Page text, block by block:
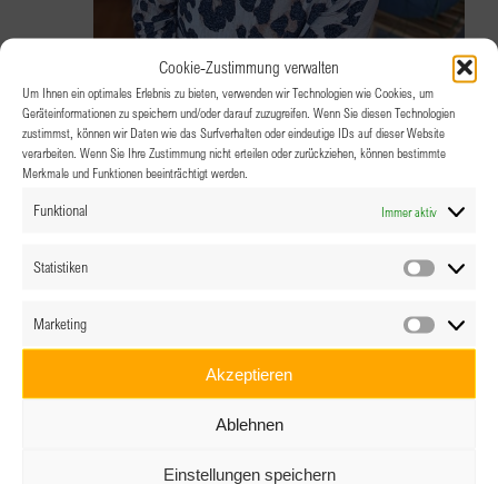
Cookie-Zustimmung verwalten
Um Ihnen ein optimales Erlebnis zu bieten, verwenden wir Technologien wie Cookies, um
Geräteinformationen zu speichern und/oder darauf zuzugreifen. Wenn Sie diesen Technologien
zustimmst, können wir Daten wie das Surfverhalten oder eindeutige IDs auf dieser Website
verarbeiten. Wenn Sie Ihre Zustimmung nicht erteilen oder zurückziehen, können bestimmte
Merkmale und Funktionen beeinträchtigt werden.
Funktional Immer aktiv
Statistiken
Marketing
Akzeptieren
Ablehnen
Einstellungen speichern
Dorf 28,
Angerberg, Tirol, Austria